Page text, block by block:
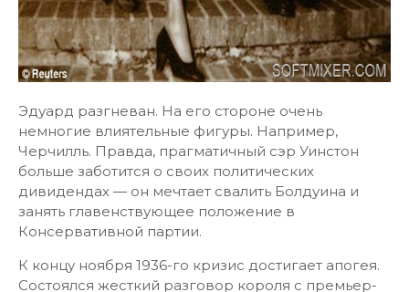
Эдуард разгневан. На его стороне очень
немногие влиятельные фигуры. Например,
Черчилль. Правда, прагматичный сэр Уинстон
больше заботится о своих политических
дивидендах — он мечтает свалить Болдуина и
занять главенствующее положение в
Консервативной партии.
К концу ноября 1936-го кризис достигает апогея.
Состоялся жесткий разговор короля с премьер-